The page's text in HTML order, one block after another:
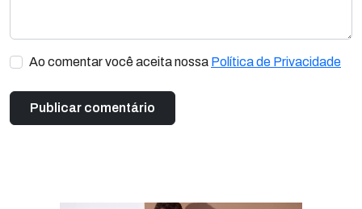
Ao comentar você aceita nossa Política de Privacidade